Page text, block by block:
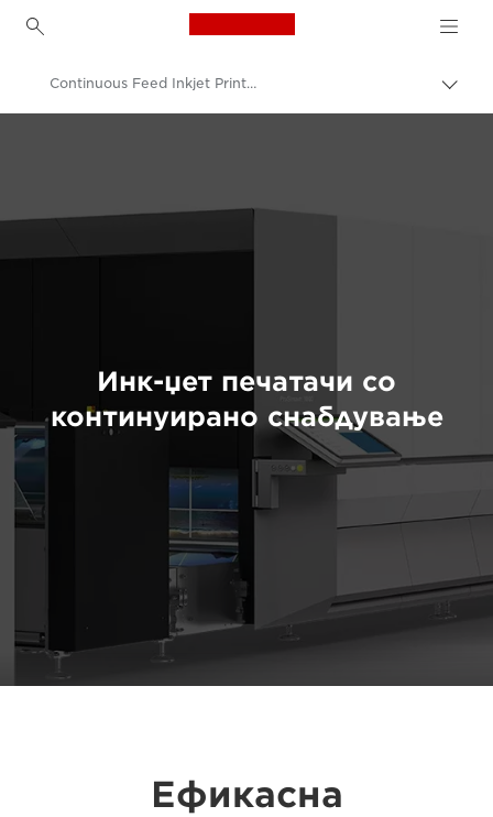
Canon Logo, back to
Производствено печатење
Continuous Feed Inkjet Printers
Инк-џет печатачи со
континуирано снабдување
Ефикасна